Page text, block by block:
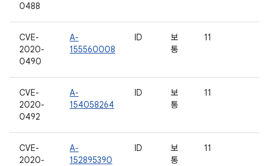
0488
CVE-
2020-
0490
A-
155560008
ID
보
통
11
CVE-
2020-
0492
A-
154058264
ID
보
통
11
CVE-
2020-
A-
152895390
ID
보
통
11